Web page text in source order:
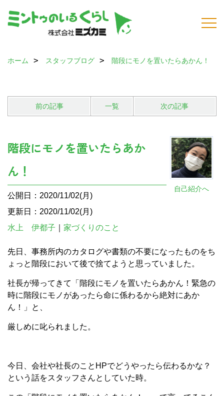
ホーム スタッフブログ 階段にモノを置いたらあかん！
前の記事 一覧 次の記事
自己紹介へ
階段にモノを置いたらあか
ん！
公開日：2020/11/02(月)
更新日：2020/11/02(月)
水上 伊都子
家づくりのこと
先日、事務所内のカタログや書類の不要になったものをち
ょっと階段において後で捨てようと思っていました。
社長が帰ってきて「階段にモノを置いたらあかん！緊急の
時に階段にモノがあったら命に係わるから絶対にあか
ん！」と、
厳しめに叱られました。
今日、会社や社長のことHPでどうやったら伝わるかな？
という話をスタッフさんとしていた時。